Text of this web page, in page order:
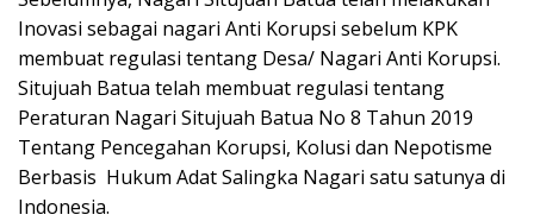
Inovasi sebagai nagari Anti Korupsi sebelum KPK
membuat regulasi tentang Desa/ Nagari Anti Korupsi.
Situjuah Batua telah membuat regulasi tentang
Peraturan Nagari Situjuah Batua No 8 Tahun 2019
Tentang Pencegahan Korupsi, Kolusi dan Nepotisme
Berbasis Hukum Adat Salingka Nagari satu satunya di
Indonesia.